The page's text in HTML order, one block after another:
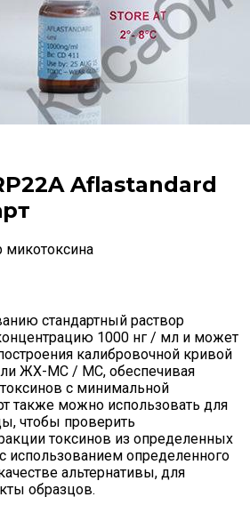
Aflastandard
микотоксина
стандартный раствор
1000 нг / мл и может
калибровочной кривой
ЖХ-МС / МС, обеспечивая
с минимальной
также можно использовать для
чтобы проверить
токсинов из определенных
использованием определенного
альтернативы, для
образцов.